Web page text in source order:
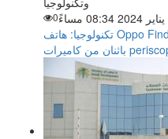
0
تكنولوجيا: هاتف Oppo Find X7 Ultra قد يكون الإصدار الوحيد